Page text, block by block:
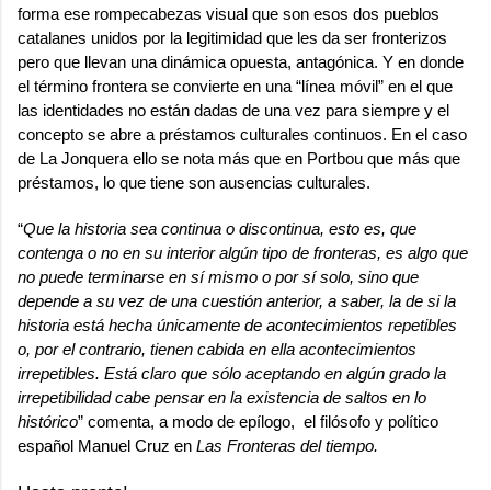
forma ese rompecabezas visual que son esos dos pueblos
catalanes unidos por la legitimidad que les da ser fronterizos
pero que llevan una dinámica opuesta, antagónica. Y en donde
el término frontera se convierte en una “línea móvil” en el que
las identidades no están dadas de una vez para siempre y el
concepto se abre a préstamos culturales continuos. En el caso
de La Jonquera ello se nota más que en Portbou que más que
préstamos, lo que tiene son ausencias culturales.
“Que la historia sea continua o discontinua, esto es, que
contenga o no en su interior algún tipo de fronteras, es algo que
no puede terminarse en sí mismo o por sí solo, sino que
depende a su vez de una cuestión anterior, a saber, la de si la
historia está hecha únicamente de acontecimientos repetibles
o, por el contrario, tienen cabida en ella acontecimientos
irrepetibles. Está claro que sólo aceptando en algún grado la
irrepetibilidad cabe pensar en la existencia de saltos en lo
histórico” comenta, a modo de epílogo, el filósofo y político
español Manuel Cruz en Las Fronteras del tiempo.